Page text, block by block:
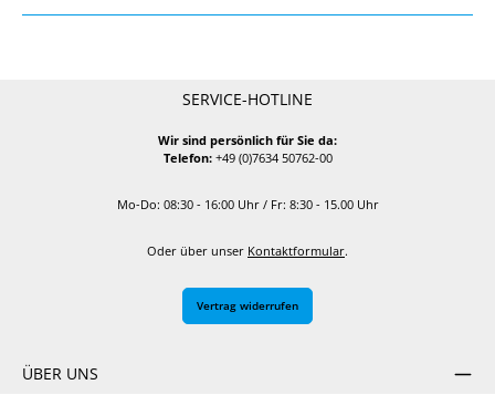
SERVICE-HOTLINE
Wir sind persönlich für Sie da:
Telefon:+49 (0)7634 50762-00
Mo-Do: 08:30 - 16:00 Uhr / Fr: 8:30 - 15.00 Uhr
Oder über unser Kontaktformular.
Vertrag widerrufen
ÜBER UNS